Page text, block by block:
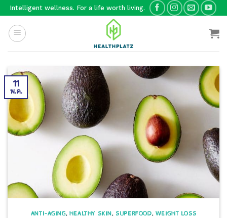
Skip
content
Intelligent wellness. For a life worth living.
11
พ.ค.
ANTI-AGING, HEALTHY SKIN, SUPERFOOD, WEIGHT LOSS